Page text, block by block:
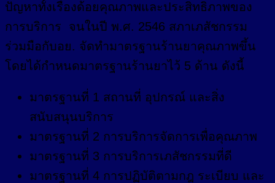
ปัญหาทั้งเรื่องด้อยคุณภาพและประสิทธิภาพของ
การบริการ จนในปี พ.ศ. 2546 สภาเภสัชกรรม
ร่วมมือกับอย. จัดทำมาตรฐานร้านยาคุณภาพขึ้น
โดยได้กำหนดมาตรฐานร้านยาไว้ 5 ด้าน ดังนี้
มาตรฐานที่ 1 สถานที่ อุปกรณ์ และสิ่ง
สนับสนุนบริการ
มาตรฐานที่ 2 การบริการจัดการเพื่อคุณภาพ
มาตรฐานที่ 3 การบริการเภสัชกรรมที่ดี
มาตรฐานที่ 4 การปฏิบัติตามกฎ ระเบียบ และ